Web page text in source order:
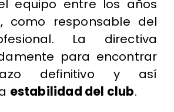
equipo entre los años
, como responsable del
La directiva
para encontrar
definitivo y así
estabilidad del club.